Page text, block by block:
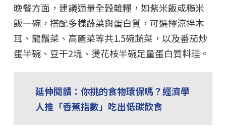
晚餐方面，建議適量全穀雜糧，如紫米飯或糙米
飯一碗，搭配多樣蔬菜與蛋白質，可選擇涼拌木
耳、龍鬚菜、高麗菜等共1.5碗蔬菜，以及番茄炒
蛋半碗、豆干2塊、燙花枝半碗足量蛋白質料理。
延伸閱讀： 你挑的食物環保嗎？經濟學
人推「香蕉指數」吃出低碳飲食